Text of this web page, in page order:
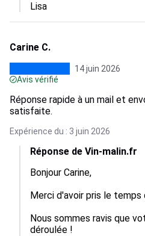
Lisa
Carine C.
14 juin 2026
Avis vérifié
Réponse rapide à un mail et
satisfaite.
Expérience du : 3 juin 2026
Réponse de Vin-malin.fr
Bonjour Carine,
Merci d'avoir pris le
Nous sommes ravis que
déroulée !